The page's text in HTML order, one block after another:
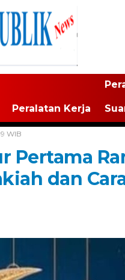
Peralatan Kerja
WIB
Pertama
dan